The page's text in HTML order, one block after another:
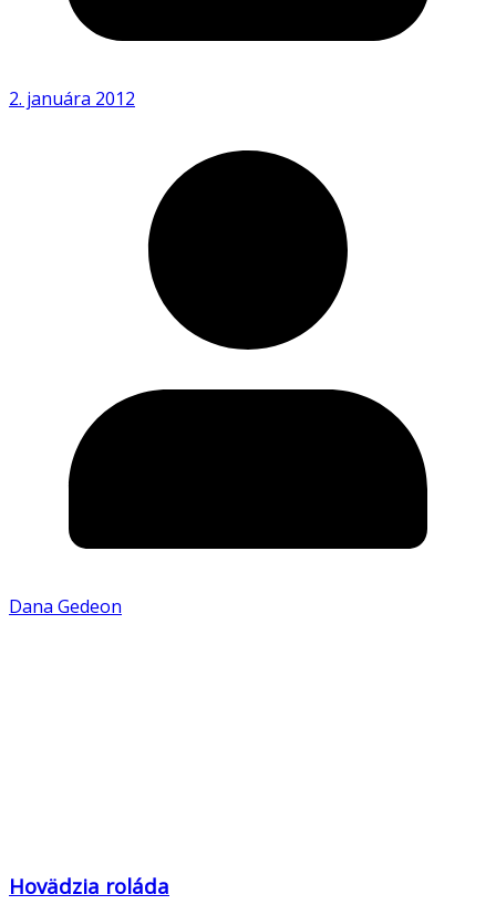
2. januára 2012
Dana Gedeon
Hovädzia roláda